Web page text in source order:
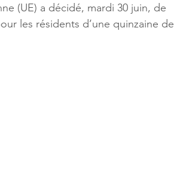
(UE) a décidé, mardi 30 juin, de
les résidents d’une quinzaine de